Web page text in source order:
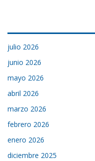
julio 2026
junio 2026
mayo 2026
abril 2026
marzo 2026
febrero 2026
enero 2026
diciembre 2025